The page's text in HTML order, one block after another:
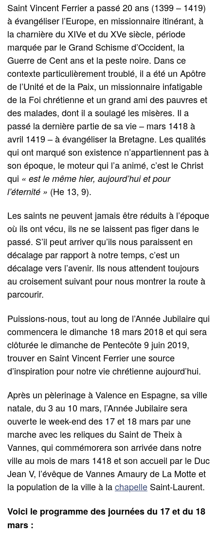
Saint Vincent Ferrier a passé 20 ans (1399 – 1419)
à évangéliser l’Europe, en missionnaire itinérant, à
la charnière du XIVe et du XVe siècle, période
marquée par le Grand Schisme d’Occident, la
Guerre de Cent ans et la peste noire. Dans ce
contexte particulièrement troublé, il a été un Apôtre
de l’Unité et de la Paix, un missionnaire infatigable
de la Foi chrétienne et un grand ami des pauvres et
des malades, dont il a soulagé les misères. Il a
passé la dernière partie de sa vie – mars 1418 à
avril 1419 – à évangéliser la Bretagne. Les qualités
qui ont marqué son existence n’appartiennent pas à
son époque, le moteur qui l’a animé, c’est le Christ
qui « est le même hier, aujourd’hui et pour
l’éternité » (He 13, 9).
Les saints ne peuvent jamais être réduits à l’époque
où ils ont vécu, ils ne se laissent pas figer dans le
passé. S’il peut arriver qu’ils nous paraissent en
décalage par rapport à notre temps, c’est un
décalage vers l’avenir. Ils nous attendent toujours
au croisement suivant pour nous montrer la route à
parcourir.
Puissions-nous, tout au long de l’Année Jubilaire qui
commencera le dimanche 18 mars 2018 et qui sera
clôturée le dimanche de Pentecôte 9 juin 2019,
trouver en Saint Vincent Ferrier une source
d’inspiration pour notre vie chrétienne aujourd’hui.
Après un pèlerinage à Valence en Espagne, sa ville
natale, du 3 au 10 mars, l’Année Jubilaire sera
ouverte le week-end des 17 et 18 mars par une
marche avec les reliques du Saint de Theix à
Vannes, qui commémorera son arrivée dans notre
ville au mois de mars 1418 et son accueil par le Duc
Jean V, l’évêque de Vannes Amaury de La Motte et
la population de la ville à lachapelle Saint-Laurent.
Voici le programme des journées du 17 et du 18
mars :